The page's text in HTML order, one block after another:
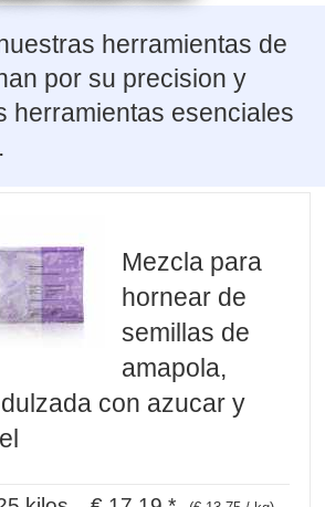
herramientas de
por su precision y
herramientas esenciales
Mezcla para
hornear de
semillas de
amapola,
con azucar y